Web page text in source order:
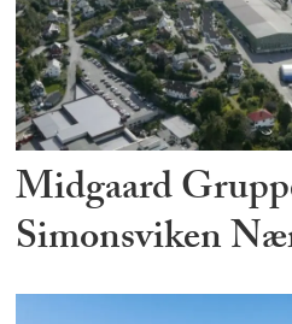
Midgaard
Simonsviken